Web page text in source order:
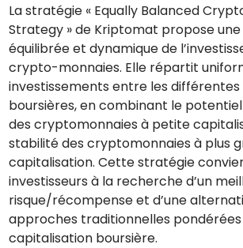
La stratégie « Equally Balanced
Strategy » de Kriptomat propose
équilibrée et dynamique de
crypto-monnaies. Elle répartit
investissements entre les
boursières, en combinant le
des cryptomonnaies à petite
stabilité des cryptomonnaies à plus
capitalisation. Cette stratégie
investisseurs à la recherche d’un
risque/récompense et d’une
approches traditionnelles
capitalisation boursière.